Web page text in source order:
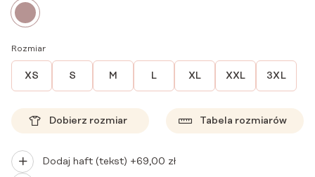
Rozmiar
XS S M L XL XXL 3XL
Dobierz rozmiar Tabela rozmiarów
Dodaj haft (tekst) +69,00 zł